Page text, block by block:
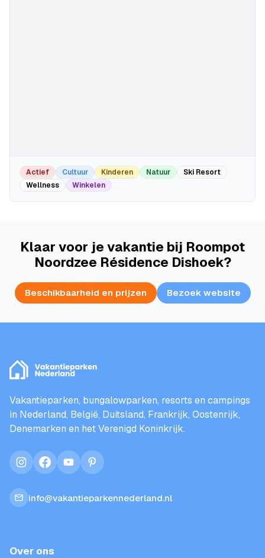
Actief Cultuur Kinderen Natuur
Ski Resort
Wellness
Winkelen
Klaar voor je vakantie bij Roompot
Noordzee Résidence Dishoek?
Beschikbaarheid en prijzen Bezoek website
Vakantieparken, bungalowparken, resorts en campings
in Nederland, België, Duitsland, Frankrijk, Oostenrijk,
Denemarken en het Verenigd Koninkrijk.
instagramfacebookyoutubepinterest
info@vakantieparkennederland.nl
Over ons